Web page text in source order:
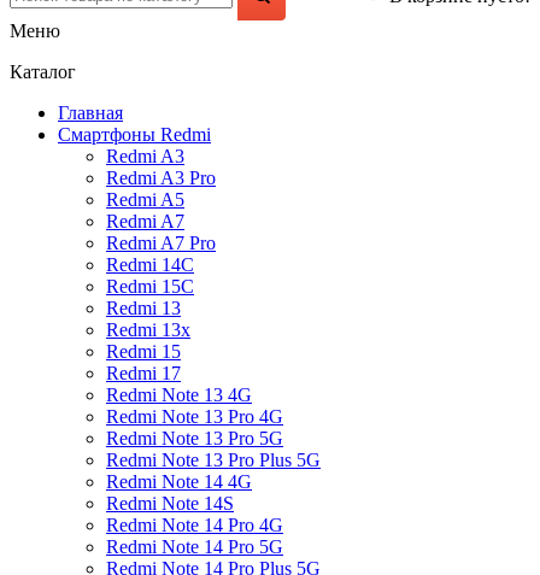
Меню
Каталог
Главная
Смартфоны Redmi
Redmi A3
Redmi A3 Pro
Redmi A5
Redmi A7
Redmi A7 Pro
Redmi 14C
Redmi 15C
Redmi 13
Redmi 13x
Redmi 15
Redmi 17
Redmi Note 13 4G
Redmi Note 13 Pro 4G
Redmi Note 13 Pro 5G
Redmi Note 13 Pro Plus 5G
Redmi Note 14 4G
Redmi Note 14S
Redmi Note 14 Pro 4G
Redmi Note 14 Pro 5G
Redmi Note 14 Pro Plus 5G